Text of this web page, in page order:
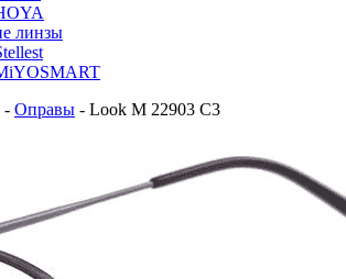
линзы
- Оправы - Look M 22903 C3